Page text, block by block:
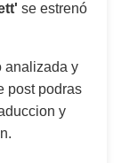
se estrenó
analizada y
post podras
y